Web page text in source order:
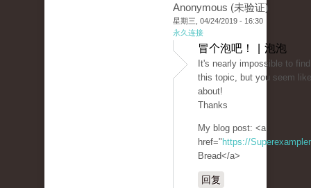
Anonymous (未验证)
星期三, 04/24/2019 - 16:30
永久连接
冒个泡吧！ | 泡泡
It's nearly impossible to
this topic, but you seem
about!
Thanks
My blog post: <a
href=" https://
Bread</a>
回复